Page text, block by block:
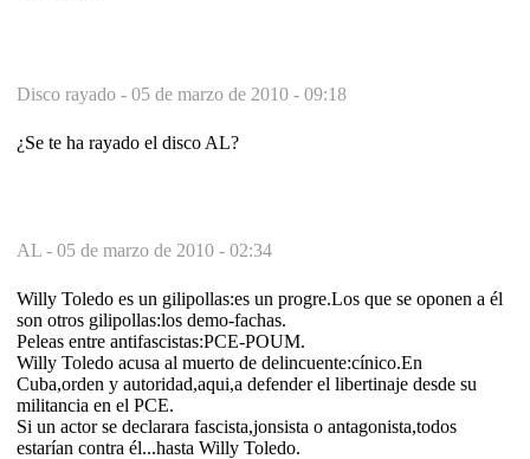
Disco rayado - 05 de marzo de 2010 - 09:18
¿Se te ha rayado el disco AL?
AL - 05 de marzo de 2010 - 02:34
Willy Toledo es un gilipollas:es un progre.Los que se oponen a él
son otros gilipollas:los demo-fachas.
Peleas entre antifascistas:PCE-POUM.
Willy Toledo acusa al muerto de delincuente:cínico.En
Cuba,orden y autoridad,aqui,a defender el libertinaje desde su
militancia en el PCE.
Si un actor se declarara fascista,jonsista o antagonista,todos
estarían contra él...hasta Willy Toledo.